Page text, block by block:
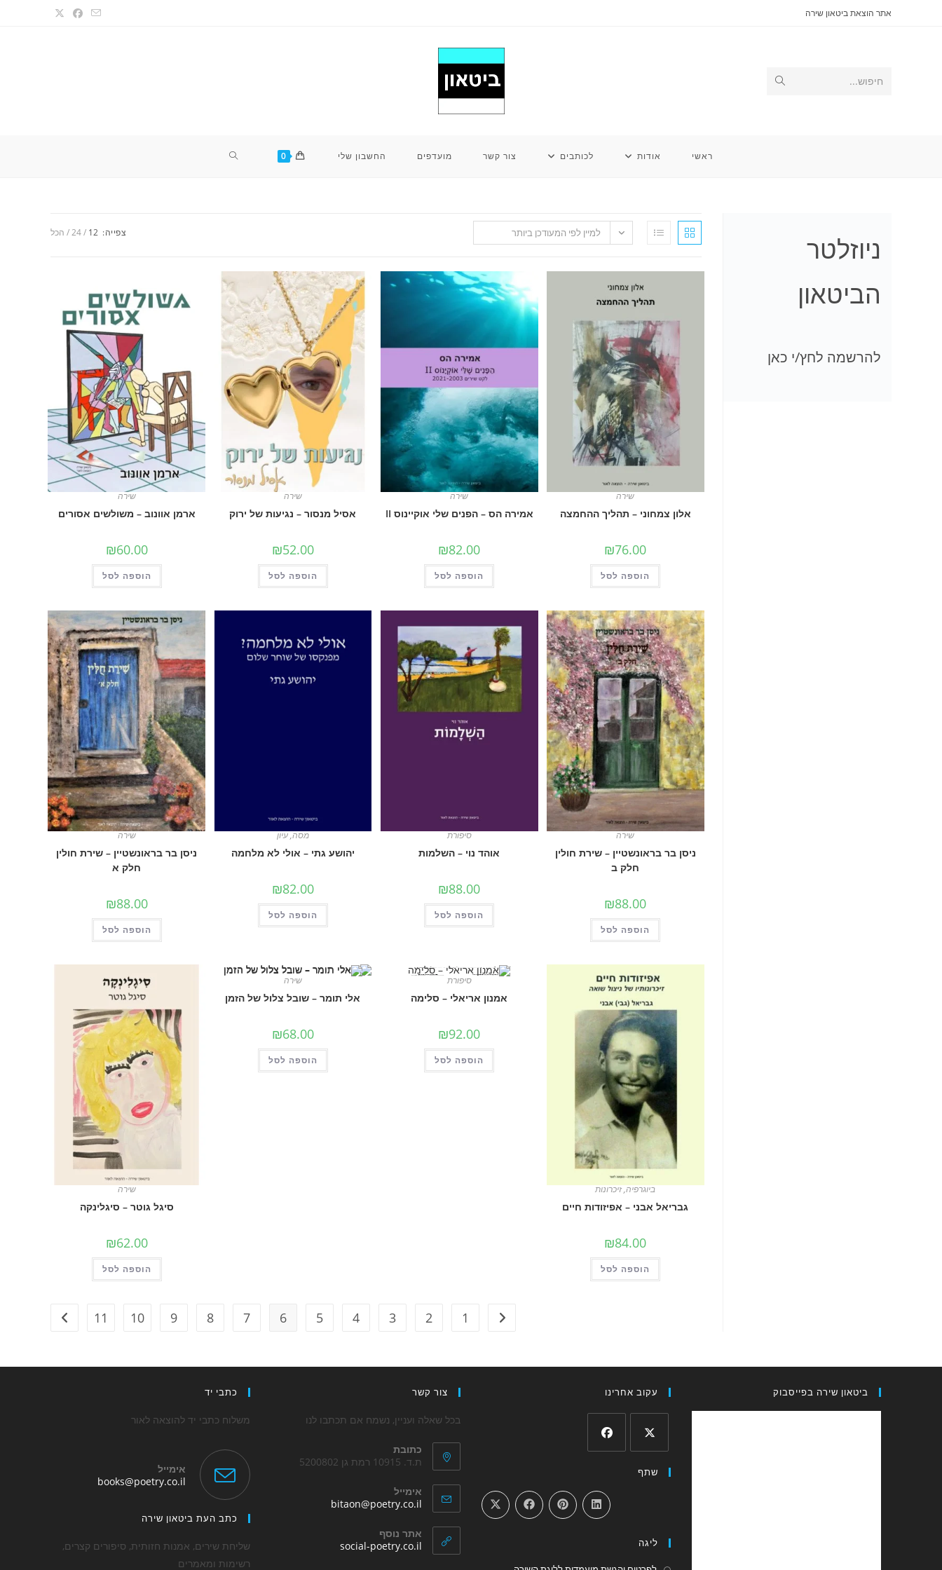
אתר הוצאת ביטאון שירה
חיפוש... Submit
ראשי אודות לכותבים צור קשר מועדפים החשבון שלי 0
TOGGLE
למיין לפי המעודכן ביותר צפייה: 12
24 הכל
שירה
אלון צמחוני – תהליך ההחמצה
₪76.00
הוספה לסל
שירה
אמירה הס – הפנים שלי אוקיינוס II
₪82.00
הוספה לסל
שירה
אסיל מנסור – נגיעות של ירוק
₪52.00
הוספה לסל
שירה
ארמן אוונוב – משולשים אסורים
₪60.00
הוספה לסל
שירה
ניסן בר בראונשטיין – שירת חולין
חלק ב
₪88.00
הוספה לסל
סיפורת
אוהד נוי – השלמות
₪88.00
הוספה לסל
מסה,עיון
יהושע גתי – אולי לא מלחמה
₪82.00
הוספה לסל
שירה
ניסן בר בראונשטיין – שירת חולין
חלק א
₪88.00
הוספה לסל
ביוגרפיה,זיכרונות
גבריאל אבני – אפיזודות חיים
₪84.00
הוספה לסל
סיפורת
אמנון אריאלי – סלימה
₪92.00
הוספה לסל
שירה
אלי תומר – שובל צלול של הזמן
₪68.00
הוספה לסל
שירה
סיגל גוטר – סיגלינקה
₪62.00
הוספה לסל
1
2
3
4
5
6
7
8
9
10
11
ניוזלטר
הביטאון
להרשמה לחץ/י כאן
ביטאון שירה בפייסבוק עקוב אחרינו
in
new
שתף
ליגה
צור קשר
בכל שאלה ועניין, נשמח אם תכתבו לנו
כתובת
ת.ד. 10915 רמת גן 5200802
אימייל
bitaon@poetry.co.il
אתר נוסף
social-poetry.co.il
Opens
כתבי יד
משלוח כתבי יד להוצאה לאור
אימייל
books@poetry.co.il
כתב העת ביטאון שירה
שליחת שירים, אמנות חזותית, סיפורים קצרים,
רשימות ומאמרים